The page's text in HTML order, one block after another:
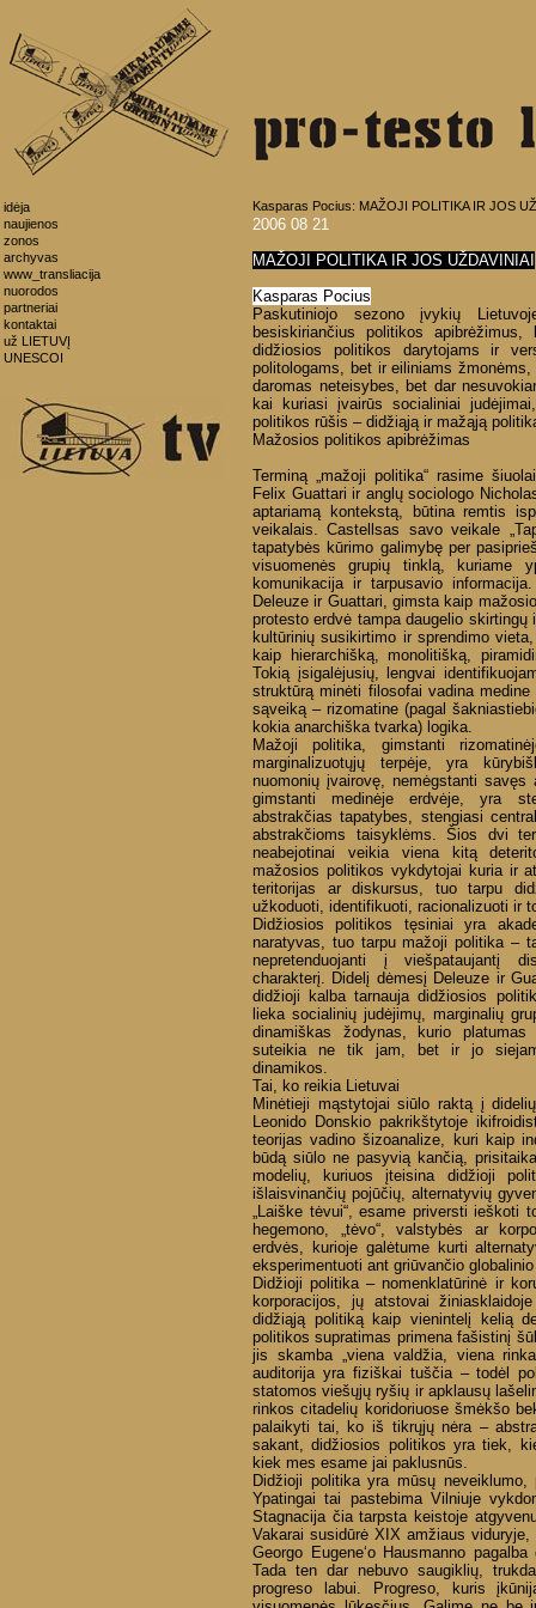
idėja
naujienos
zonos
archyvas
www_transliacija
nuorodos
partneriai
kontaktai
už LIETUVĮ
UNESCOI
Kasparas Pocius: MAŽOJI POLITIKA IR JOS
2006 08 21
MAŽOJI POLITIKA IR JOS UŽDAVINIAI
Kasparas Pocius
Paskutiniojo sezono įvykių
besiskiriančius politikos
didžiosios politikos darytojams ir
politologams, bet ir eiliniams
daromas neteisybes, bet dar
kai kuriasi įvairūs socialiniai
politikos rūšis – didžiąją ir mažąją
Mažosios politikos apibrėžimas
Terminą „mažoji politika“ rasime
Felix Guattari ir anglų sociologo
aptariamą kontekstą, būtina remtis
veikalais. Castellsas savo veikale
tapatybės kūrimo galimybę per
visuomenės grupių tinklą, kuriame
komunikacija ir tarpusavio
Deleuze ir Guattari, gimsta kaip
protesto erdvė tampa daugelio
kultūrinių susikirtimo ir sprendimo
kaip hierarchišką, monolitišką,
Tokią įsigalėjusių, lengvai
struktūrą minėti filosofai vadina
sąveiką – rizomatine (pagal
kokia anarchiška tvarka) logika.
Mažoji politika, gimstanti
marginalizuotųjų terpėje, yra
nuomonių įvairovę, nemėgstanti
gimstanti medinėje erdvėje, yra
abstrakčias tapatybes, stengiasi
abstrakčioms taisyklėms. Šios dvi
neabejotinai veikia viena kitą
mažosios politikos vykdytojai kuria ir
teritorijas ar diskursus, tuo tarpu
užkoduoti, identifikuoti, racionalizuoti ir
Didžiosios politikos tęsiniai yra
naratyvas, tuo tarpu mažoji politika –
nepretenduojanti į viešpataujantį
charakterį. Didelį dėmesį Deleuze ir
didžioji kalba tarnauja didžiosios
lieka socialinių judėjimų, marginalių
dinamiškas žodynas, kurio
suteikia ne tik jam, bet ir jo
dinamikos.
Tai, ko reikia Lietuvai
Minėtieji mąstytojai siūlo raktą į
Leonido Donskio pakrikštytoje
teorijas vadino šizoanalize, kuri kaip
būdą siūlo ne pasyvią kančią,
modelių, kuriuos įteisina didžioji
išlaisvinančių pojūčių, alternatyvių
„Laiške tėvui“, esame priversti ieškoti
hegemono, „tėvo“, valstybės ar
erdvės, kurioje galėtume kurti
eksperimentuoti ant griūvančio
Didžioji politika – nomenklatūrinė ir
korporacijos, jų atstovai
didžiąją politiką kaip vienintelį kelią
politikos supratimas primena fašistinį
jis skamba „viena valdžia, viena
auditorija yra fiziškai tuščia – todėl
statomos viešųjų ryšių ir apklausų
rinkos citadelių koridoriuose šmėkšo
palaikyti tai, ko iš tikrųjų nėra –
sakant, didžiosios politikos yra tiek,
kiek mes esame jai paklusnūs.
Didžioji politika yra mūsų
Ypatingai tai pastebima Vilniuje
Stagnacija čia tarpsta keistoje
Vakarai susidūrė XIX amžiaus
Georgo Eugene‘o Hausmanno
Tada ten dar nebuvo saugiklių,
progreso labui. Progreso, kuris